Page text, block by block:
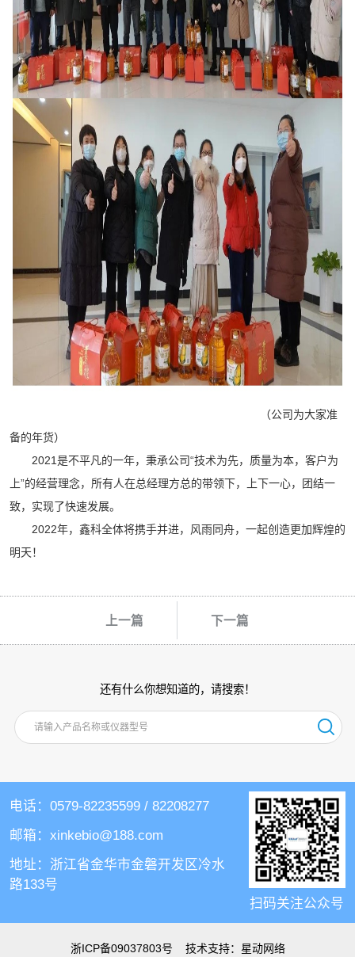
（公司为大家准
备的年货）
2021是不平凡的一年，秉承公司“技术为先，质量为本，客户为
上”的经营理念，所有人在总经理方总的带领下，上下一心，团结一
致，实现了快速发展。
2022年，鑫科全体将携手并进，风雨同舟，一起创造更加辉煌的
明天！
上一篇 下一篇
还有什么你想知道的，请搜索！
电话：0579-82235599 / 82208277
邮箱：xinkebio@188.com
地址：浙江省金华市金磐开发区冷水
路133号
扫码关注公众号
浙ICP备09037803号 技术支持： 星动网络